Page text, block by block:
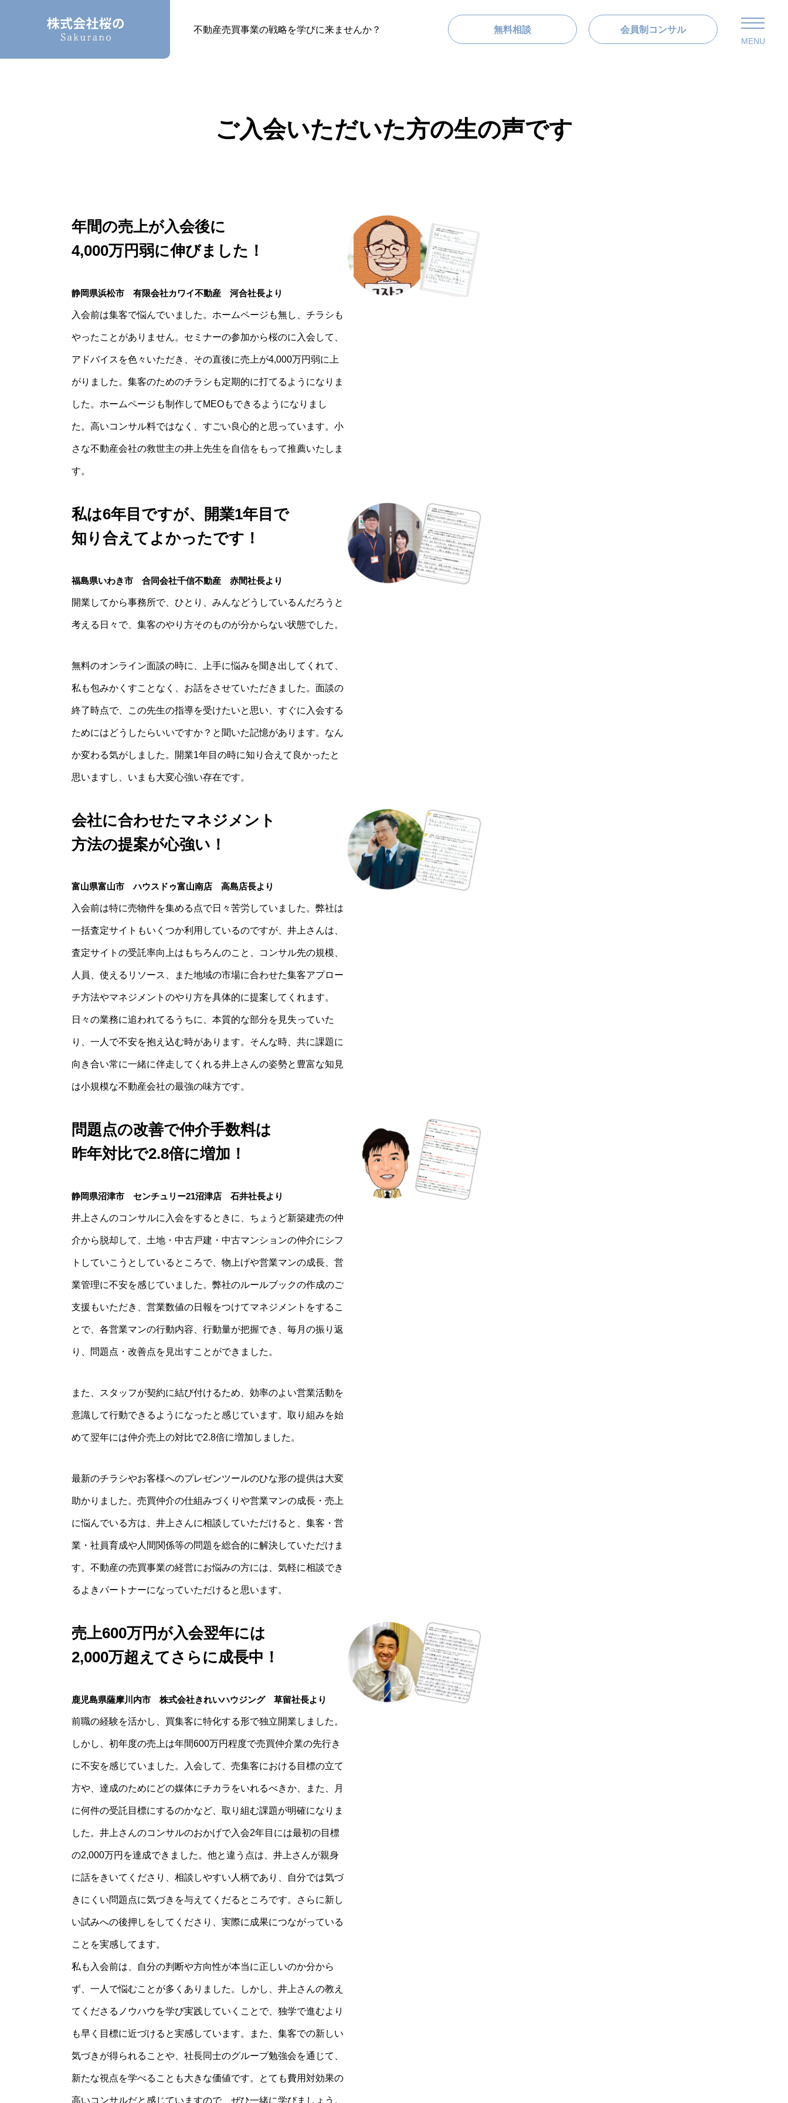
不動産売買事業の戦略を学びに来ませんか？ 無料相談 会員制コンサル
MENU
ご入会いただいた方の生の声です
年間の売上が入会後に
4,000万円弱に伸びました！
静岡県浜松市 有限会社カワイ不動産 河合社長より
入会前は集客で悩んでいました。ホームページも無し、チラシも
やったことがありません。セミナーの参加から桜のに入会して、
アドバイスを色々いただき、その直後に売上が4,000万円弱に上
がりました。集客のためのチラシも定期的に打てるようになりま
した。ホームページも制作してMEOもできるようになりまし
た。高いコンサル料ではなく、すごい良心的と思っています。小
さな不動産会社の救世主の井上先生を自信をもって推薦いたしま
す。
私は6年目ですが、開業1年目で
知り合えてよかったです！
福島県いわき市 合同会社千信不動産 赤間社長より
開業してから事務所で、ひとり、みんなどうしているんだろうと
考える日々で、集客のやり方そのものが分からない状態でした。
無料のオンライン面談の時に、上手に悩みを聞き出してくれて、
私も包みかくすことなく、お話をさせていただきました。面談の
終了時点で、この先生の指導を受けたいと思い、すぐに入会する
ためにはどうしたらいいですか？と聞いた記憶があります。なん
か変わる気がしました。開業1年目の時に知り合えて良かったと
思いますし、いまも大変心強い存在です。
会社に合わせたマネジメント
方法の提案が心強い！
富山県富山市 ハウスドゥ富山南店 高島店長より
入会前は特に売物件を集める点で日々苦労していました。弊社は
一括査定サイトもいくつか利用しているのですが、井上さんは、
査定サイトの受託率向上はもちろんのこと、コンサル先の規模、
人員、使えるリソース、また地域の市場に合わせた集客アプロー
チ方法やマネジメントのやり方を具体的に提案してくれます。
日々の業務に追われてるうちに、本質的な部分を見失っていた
り、一人で不安を抱え込む時があります。そんな時、共に課題に
向き合い常に一緒に伴走してくれる井上さんの姿勢と豊富な知見
は小規模な不動産会社の最強の味方です。
問題点の改善で仲介手数料は
昨年対比で2.8倍に増加！
静岡県沼津市 センチュリー21沼津店 石井社長より
井上さんのコンサルに入会をするときに、ちょうど新築建売の仲
介から脱却して、土地・中古戸建・中古マンションの仲介にシフ
トしていこうとしているところで、物上げや営業マンの成長、営
業管理に不安を感じていました。弊社のルールブックの作成のご
支援もいただき、営業数値の日報をつけてマネジメントをするこ
とで、各営業マンの行動内容、行動量が把握でき、毎月の振り返
り、問題点・改善点を見出すことができました。
また、スタッフが契約に結び付けるため、効率のよい営業活動を
意識して行動できるようになったと感じています。取り組みを始
めて翌年には仲介売上の対比で2.8倍に増加しました。
最新のチラシやお客様へのプレゼンツールのひな形の提供は大変
助かりました。売買仲介の仕組みづくりや営業マンの成長・売上
に悩んでいる方は、井上さんに相談していただけると、集客・営
業・社員育成や人間関係等の問題を総合的に解決していただけま
す。不動産の売買事業の経営にお悩みの方には、気軽に相談でき
るよきパートナーになっていただけると思います。
売上600万円が入会翌年には
2,000万超えてさらに成長中！
鹿児島県薩摩川内市 株式会社きれいハウジング 草留社長より
前職の経験を活かし、買集客に特化する形で独立開業しました。
しかし、初年度の売上は年間600万円程度で売買仲介業の先行き
に不安を感じていました。入会して、売集客における目標の立て
方や、達成のためにどの媒体にチカラをいれるべきか、また、月
に何件の受託目標にするのかなど、取り組む課題が明確になりま
した。井上さんのコンサルのおかげで入会2年目には最初の目標
の2,000万円を達成できました。他と違う点は、井上さんが親身
に話をきいてくださり、相談しやすい人柄であり、自分では気づ
きにくい問題点に気づきを与えてくだるところです。さらに新し
い試みへの後押しをしてくださり、実際に成果につながっている
ことを実感してます。
私も入会前は、自分の判断や方向性が本当に正しいのか分から
ず、一人で悩むことが多くありました。しかし、井上さんの教え
てくださるノウハウを学び実践していくことで、独学で進むより
も早く目標に近づけると実感しています。また、集客での新しい
気づきが得られることや、社長同士のグループ勉強会を通じて、
新たな視点を学べることも大きな価値です。とても費用対効果の
高いコンサルだと感じていますので、ぜひ一緒に学びましょう。
About
プロフィール
tryal